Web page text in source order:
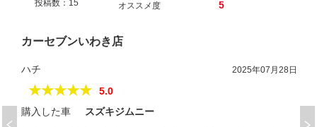
投稿数：15 オススメ度 5
カーセブンいわき店
ハチ 2025年07月28日
★★★★★
5.0
購入した車
スズキジムニー